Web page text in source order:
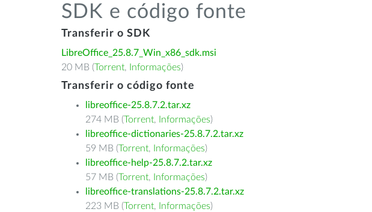
SDK e código fonte
Transferir o SDK
LibreOffice_25.8.7_Win_x86_sdk.msi
20 MB (Torrent, Informações)
Transferir o código fonte
libreoffice-25.8.7.2.tar.xz
274 MB (Torrent, Informações)
libreoffice-dictionaries-25.8.7.2.tar.xz
59 MB (Torrent, Informações)
libreoffice-help-25.8.7.2.tar.xz
57 MB (Torrent, Informações)
libreoffice-translations-25.8.7.2.tar.xz
223 MB (Torrent, Informações)